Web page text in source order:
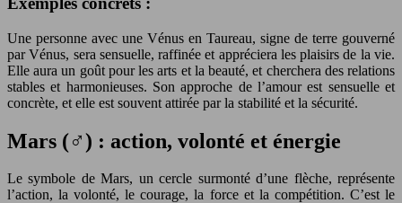
Une personne avec une Vénus en Taureau, signe de terre gouverné
par Vénus, sera sensuelle, raffinée et appréciera les plaisirs de la vie.
Elle aura un goût pour les arts et la beauté, et cherchera des relations
stables et harmonieuses. Son approche de l’amour est sensuelle et
concrète, et elle est souvent attirée par la stabilité et la sécurité.
Mars (♂) : action, volonté et énergie
Le symbole de Mars, un cercle surmonté d’une flèche, représente
l’action, la volonté, le courage, la force et la compétition. C’est le